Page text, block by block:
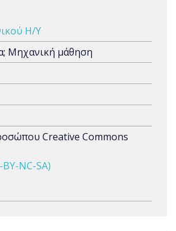
Η/Υ
Μηχανική μάθηση
Creative Commons
NC-SA)